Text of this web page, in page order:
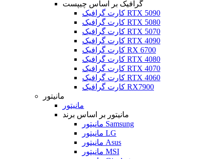
گرافیک بر اساس چیپست
کارت گرافیک RTX 5090
کارت گرافیک RTX 5080
کارت گرافیک RTX 5070
کارت گرافیک RTX 4090
کارت گرافیک RX 6700
کارت گرافیک RTX 4080
کارت گرافیک RTX 4070
کارت گرافیک RTX 4060
کارت گرافیک RX7900
مانیتور
مانیتور
مانیتور بر اساس برند
مانیتور Samsung
مانیتور LG
مانیتور Asus
مانیتور MSI